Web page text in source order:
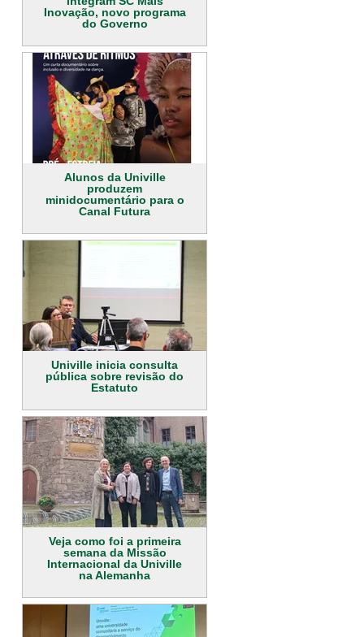
Inovação, novo programa
do Governo
Alunos da Univille
produzem
minidocumentário para o
Canal Futura
Univille inicia consulta
pública sobre revisão do
Estatuto
Veja como foi a primeira
semana da Missão
Internacional da Univille
na Alemanha